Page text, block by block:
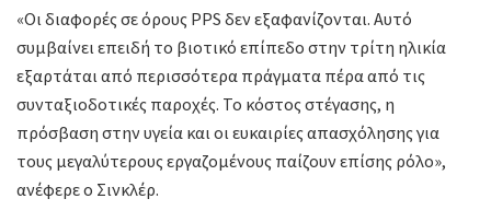
«Οι διαφορές σε όρους PPS δεν εξαφανίζονται. Αυτό
συμβαίνει επειδή το βιοτικό επίπεδο στην τρίτη ηλικία
εξαρτάται από περισσότερα πράγματα πέρα από τις
συνταξιοδοτικές παροχές. Το κόστος στέγασης, η
πρόσβαση στην υγεία και οι ευκαιρίες απασχόλησης για
τους μεγαλύτερους εργαζομένους παίζουν επίσης ρόλο»,
ανέφερε ο Σινκλέρ.